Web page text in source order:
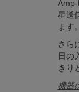
星送
ます。
さら
日の
きり
機器